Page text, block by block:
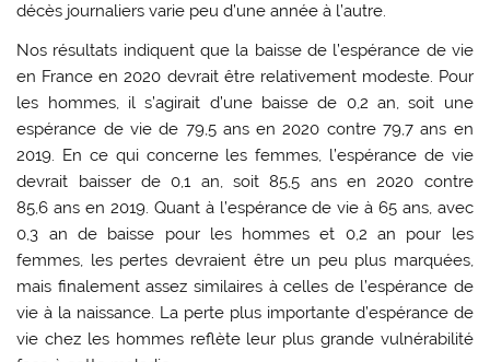
décès journaliers varie peu d’une année à l’autre.
Nos résultats indiquent que la baisse de l’espérance de vie
en France en 2020 devrait être relativement modeste. Pour
les hommes, il s’agirait d’une baisse de 0,2 an, soit une
espérance de vie de 79,5 ans en 2020 contre 79,7 ans en
2019. En ce qui concerne les femmes, l’espérance de vie
devrait baisser de 0,1 an, soit 85,5 ans en 2020 contre
85,6 ans en 2019. Quant à l’espérance de vie à 65 ans, avec
0,3 an de baisse pour les hommes et 0,2 an pour les
femmes, les pertes devraient être un peu plus marquées,
mais finalement assez similaires à celles de l’espérance de
vie à la naissance. La perte plus importante d’espérance de
vie chez les hommes reflète leur plus grande vulnérabilité